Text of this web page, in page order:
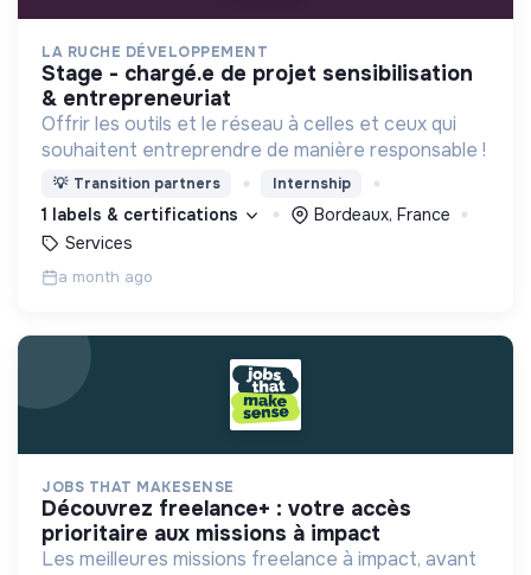
LA RUCHE DÉVELOPPEMENT
stage - chargé.e de projet sensibilisation
& entrepreneuriat
Offrir les outils et le réseau à celles et ceux qui
souhaitent entreprendre de manière responsable !
💡 Transition partners Internship
1 labels & certifications
Bordeaux, France
Services
a month ago
JOBS THAT MAKESENSE
découvrez freelance+ : votre accès
prioritaire aux missions à impact
Les meilleures missions freelance à impact, avant